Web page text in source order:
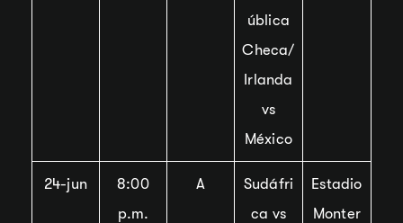
ública
Checa/
Irlanda
vs
México
24-jun
8:00
p.m.
A
Sudáfri
ca vs
Estadio
Monter